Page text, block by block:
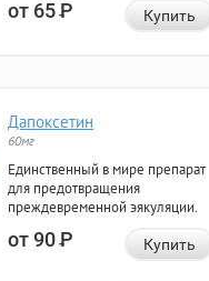
от 65Р Купить
Дапоксетин
60мг
Единственный в мире препарат
для предотвращения
преждевременной эякуляции.
от 90Р Купить